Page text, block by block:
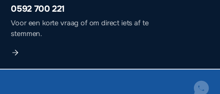
0592 700 221
Voor een korte vraag of om direct iets af te
stemmen.